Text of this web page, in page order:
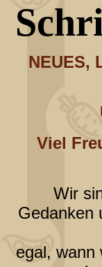
NEUES,
Viel
Wir
Gedanken
egal, wann